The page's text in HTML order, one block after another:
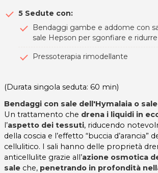
5 Sedute con:
Bendaggi gambe e addome con
sale Hepson per sgonfiare e
Pressoterapia rimodellante
(Durata singola seduta: 60 min)
Bendaggi con sale dell'Hymalaia o
Un trattamento che drena i liquidi in
l’aspetto dei tessuti, riducendo
della coscia e l’effetto “buccia d’arancia”
cellulitico. I sali hanno delle proprietà
anticellulite grazie all’azione osmotica
sale che, penetrando in profondità